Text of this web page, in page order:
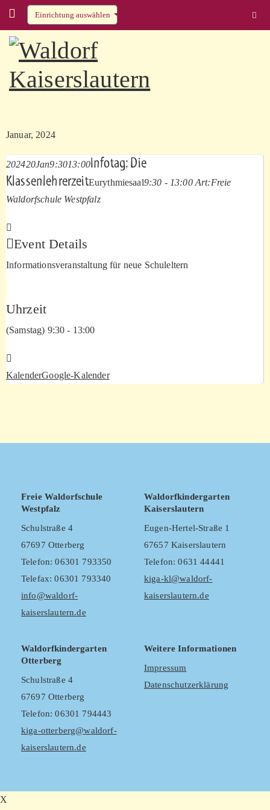
Einrichtung auswählen
Skip to content
Januar, 2024
202420Jan9:3013:00Infotag: Die
KlassenlehrerzeitEurythmiesaal9:30 - 13:00 Art:Freie
Waldorfschule Westpfalz
Event Details
Informationsveranstaltung für neue Schuleltern
Uhrzeit
(Samstag) 9:30 - 13:00
KalenderGoogle-Kalender
Freie Waldorfschule
Westpfalz
Schulstraße 4
67697 Otterberg
Telefon: 06301 793350
Telefax: 06301 793340
info@waldorf-
kaiserslautern.de
Waldorfkindergarten
Kaiserslautern
Eugen-Hertel-Straße 1
67657 Kaiserslautern
Telefon: 0631 44441
kiga-kl@waldorf-
kaiserslautern.de
Waldorfkindergarten
Otterberg
Schulstraße 4
67697 Otterberg
Telefon: 06301 794443
kiga-otterberg@waldorf-
kaiserslautern.de
Weitere Informationen
Impressum
Datenschutzerklärung
X